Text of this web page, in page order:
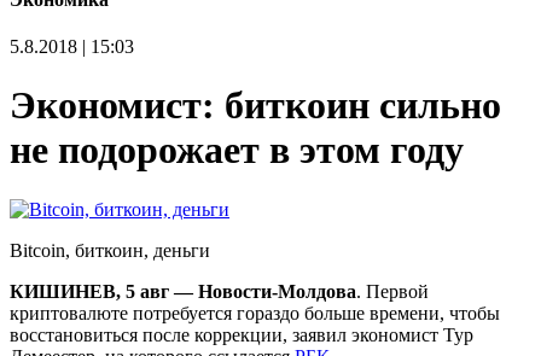
5.8.2018 | 15:03
Экономист: биткоин сильно
не подорожает в этом году
Bitcoin, биткоин, деньги
КИШИНЕВ, 5 авг — Новости-Молдова. Первой
криптовалюте потребуется гораздо больше времени, чтобы
восстановиться после коррекции, заявил экономист Тур